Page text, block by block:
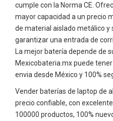
cumple con la Norma CE.
mayor capacidad a un precio
de material aislado metálico y
garantizar una entrada de
La mejor batería depende de
Mexicobateria.mx puede
envia desde México y 100%
Vender baterías de laptop de
precio confiable, con
100000 productos, 100%